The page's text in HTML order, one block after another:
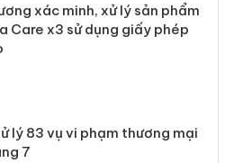
xác minh, xử lý sản phẩm
Care x3 sử dụng giấy phép
lý 83 vụ vi phạm thương
tháng 7